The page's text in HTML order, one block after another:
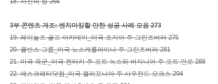
3부 콘텐츠 개조: 벤치마킹할 만한 성공 사례 모음 273
19. 레이놀즈 골프 아카데미_미국 조지아 주 그린즈버러 275
20. 쿨빈스 그룹_미국 노스캐롤라이나 주 그린즈버러 281
21. 미국 육군_미국 켄터키 주 포트 녹스와 버지니아 주 포트 먼로 288
22. 애스크패티닷컴_미국 캘리포니아 주 사우전드 오크스 294